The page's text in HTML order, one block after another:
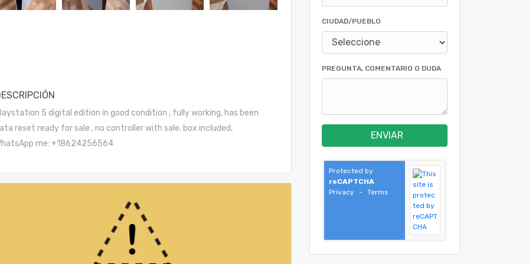
5 digital edition in good condition , fully working, has been
reset ready for sale , no controller with sale. box included,
me: +18624256564
CIUDAD/PUEBLO
PREGUNTA, COMENTARIO O DUDA
ENVIAR
Protected by
reCAPTCHA
Privacy
- Terms